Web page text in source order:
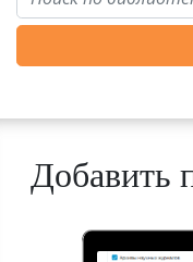
Добавить